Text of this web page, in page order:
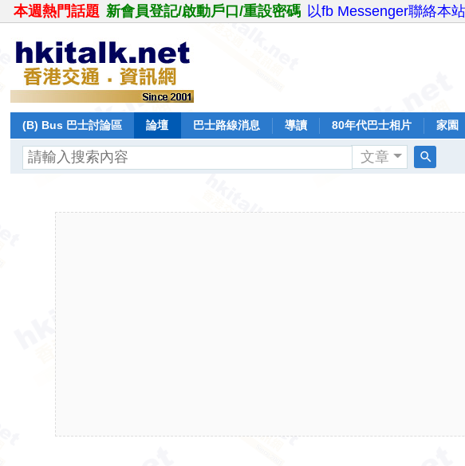
本週熱門話題 新會員登記/啟動戶口/重設密碼 以fb Messenger聯絡本
(B) Bus 巴士討論區 論壇 巴士路線消息 導讀 80年代巴士相片 家園
文章